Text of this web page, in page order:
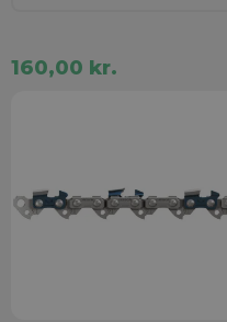
160,00 kr.